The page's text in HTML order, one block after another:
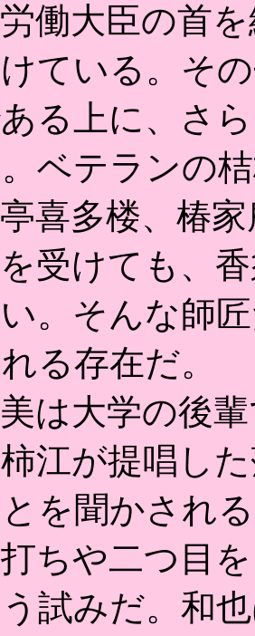
働大臣の首
ている。そ
る上に、さ
ベテランの
喜多楼、椿
受けても、
。そんな師
る存在だ。
は大学の後
江が提唱し
を聞かされ
ちや二つ目
試みだ。和